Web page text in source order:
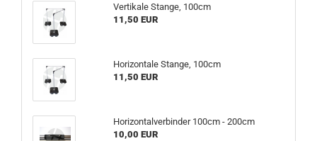
Vertikale Stange, 100cm
11,50 EUR
Horizontale Stange, 100cm
11,50 EUR
Horizontalverbinder 100cm - 200cm
10,00 EUR